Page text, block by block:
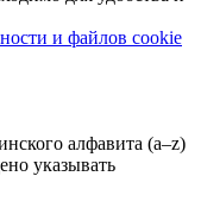
и файлов cookie
алфавита (a–z)
указывать